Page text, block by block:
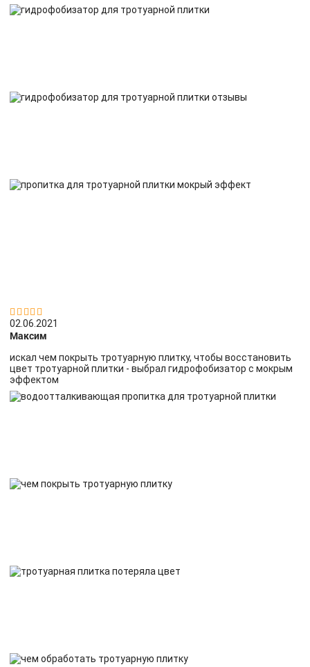


02.06.2021
Максим
искал чем покрыть тротуарную плитку, чтобы восстановить
цвет тротуарной плитки - выбрал гидрофобизатор с мокрым
эффектом